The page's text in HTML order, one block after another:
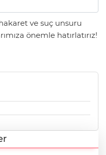
ve suç unsuru
önemle hatırlatırız!